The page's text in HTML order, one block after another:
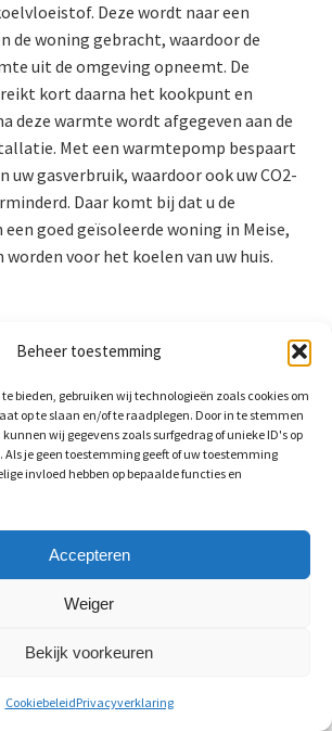
Beheer toestemming
bieden, gebruiken wij technologieën zoals cookies om
op te slaan en/of te raadplegen. Door in te stemmen
wij gegevens zoals surfgedrag of unieke ID's op
Als je geen toestemming geeft of uw toestemming
invloed hebben op bepaalde functies en
Accepteren
Weiger
Bekijk voorkeuren
CookiebeleidPrivacyverklaring
Deze wordt naar een
de woning gebracht, waardoor de
uit de omgeving opneemt. De
kort daarna het kookpunt en
deze warmte wordt afgegeven aan de
Met een warmtepomp bespaart
uw gasverbruik, waardoor ook uw CO2-
Daar komt bij dat u de
goed geïsoleerde woning in Meise,
voor het koelen van uw huis.
CW-waarde
combiketel, dan zult u een model in
klasse moeten aanschaffen. CW-klasse